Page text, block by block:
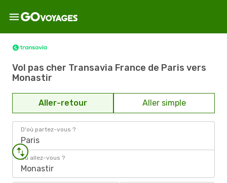
Vol pas cher Transavia France de Paris vers
Monastir
Aller-retour Aller simple
D'où partez-vous ?
Paris
Où allez-vous ?
Monastir